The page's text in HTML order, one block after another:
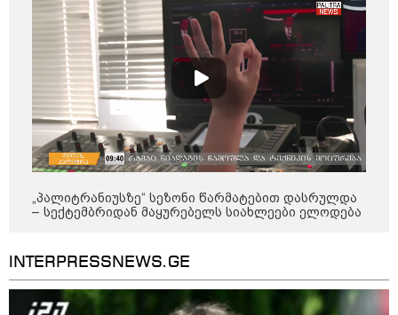
სამართალი
„პალიტრანიუსზე“ სეზონი წარმატებით დასრულდა
– სექტემბრიდან მაყურებელს სიახლეები ელოდება
INTERPRESSNEWS.GE